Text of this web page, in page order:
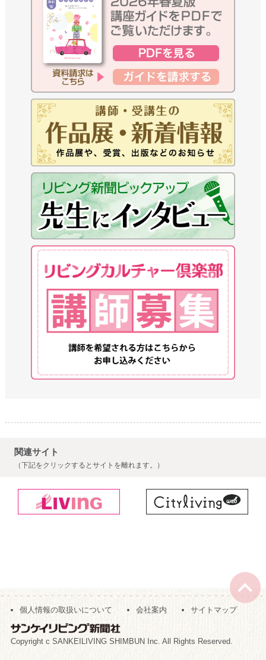
関連サイト
（下記をクリックするとサイトを離れます。）
個人情報の取扱いについて 会社案内 サイトマップ
Copyright c SANKEILIVING SHIMBUN Inc. All Rights Reserved.